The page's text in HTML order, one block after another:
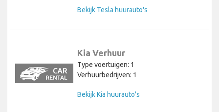
Bekijk Tesla huurauto's
Kia Verhuur
Type voertuigen: 1
Verhuurbedrijven: 1
Bekijk Kia huurauto's